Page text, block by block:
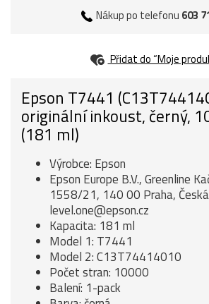
Nákup po telefonu 603
Přidat do “Moje
Epson T7441
originální inkoust, černý,
(181 ml)
Výrobce: Epson
Epson Europe B.V., Greenline
1558/21, 140 00 Praha,
level.one@epson.cz
Kapacita: 181 ml
Model 1: T7441
Model 2: C13T74414010
Počet stran: 10000
Balení: 1-pack